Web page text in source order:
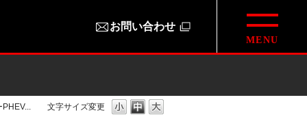
お問い合わせ
文字サイズ変更